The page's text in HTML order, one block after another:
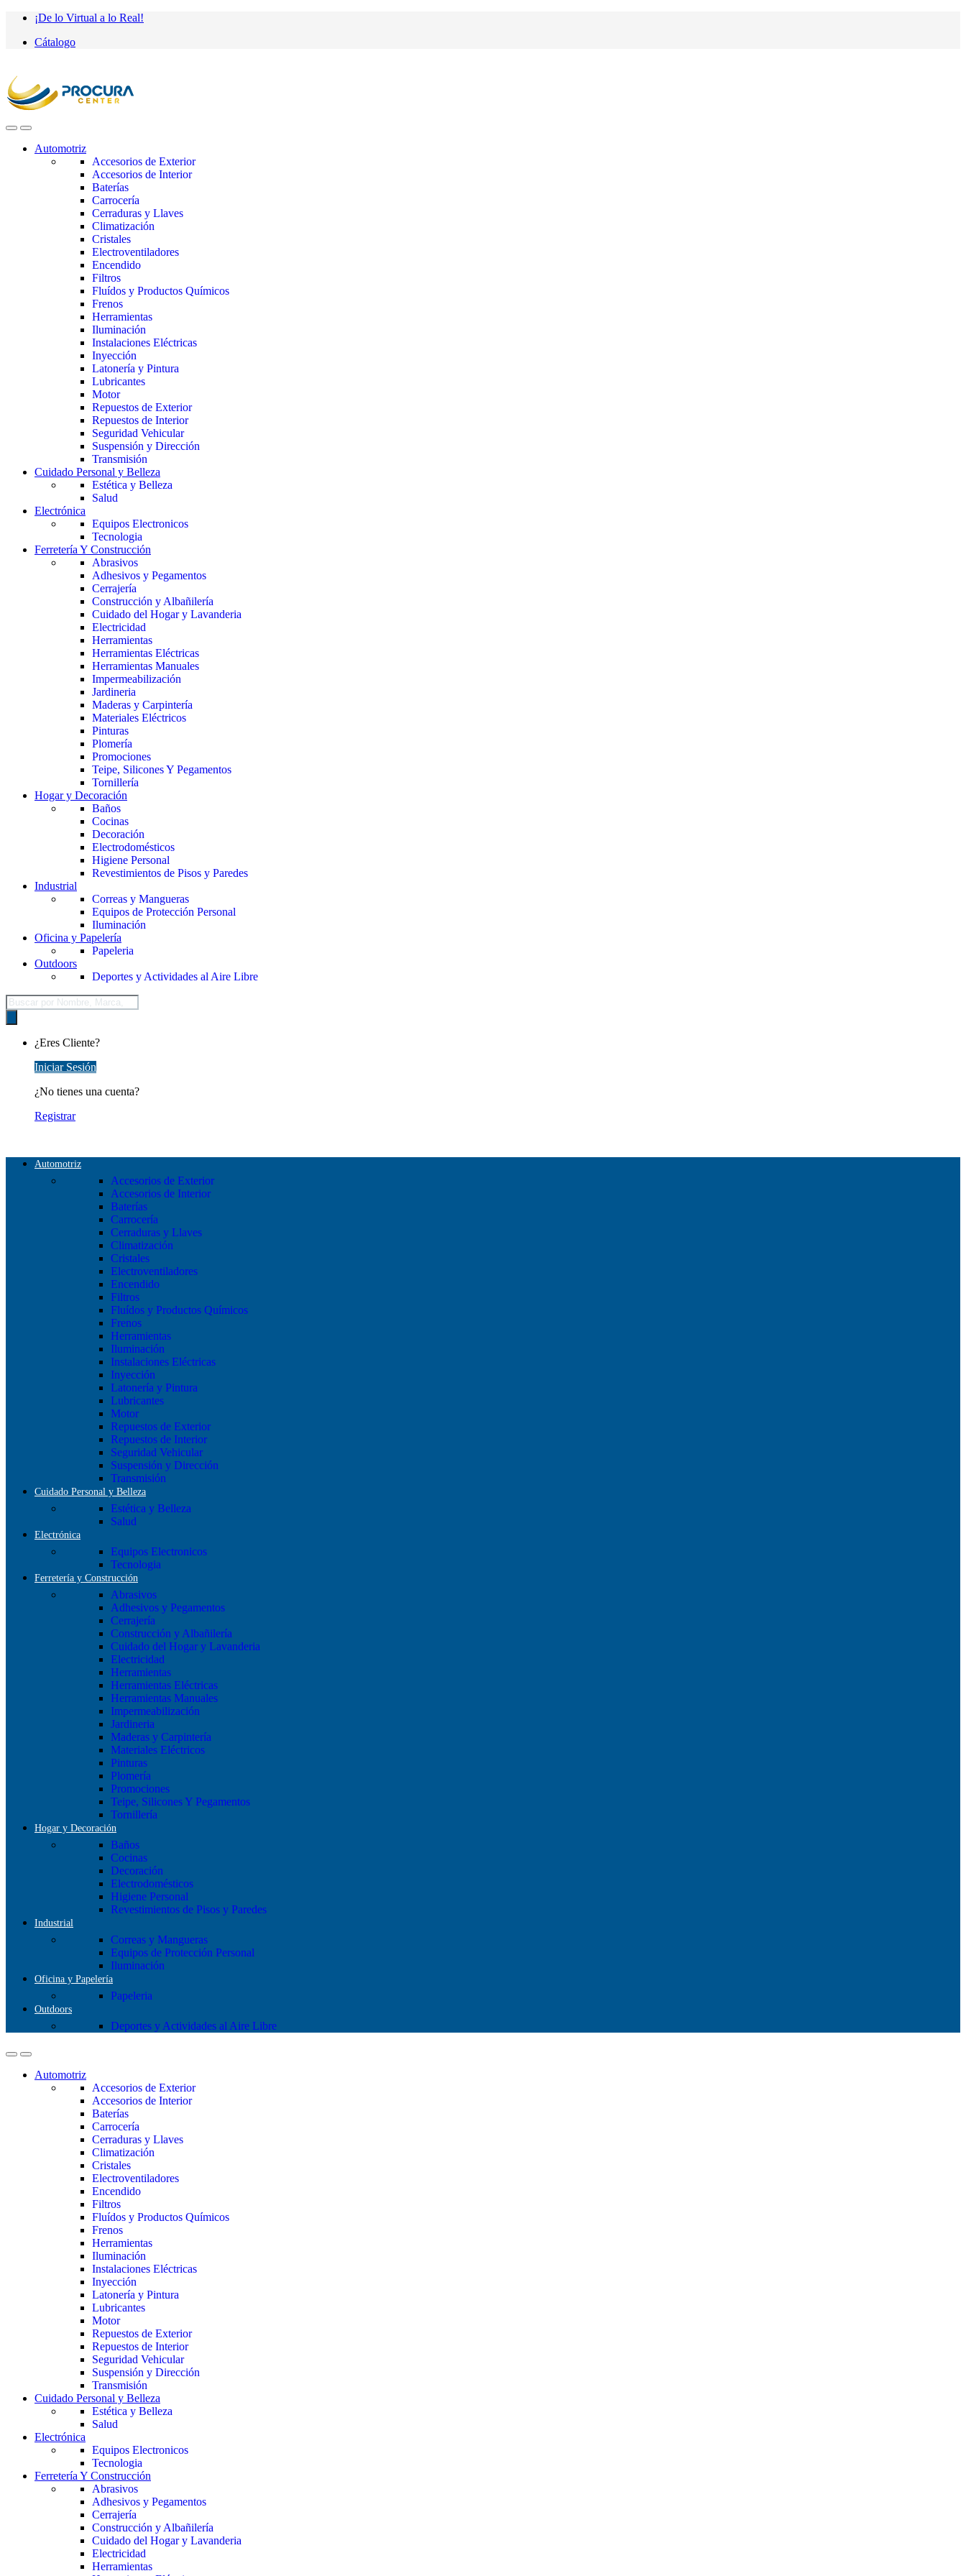
Saltar
navegación
saltar
contenido
¡De lo Virtual a lo Real!
Cátalogo
Automotriz
Accesorios de Exterior
Accesorios de Interior
Baterías
Carrocería
Cerraduras y Llaves
Climatización
Cristales
Electroventiladores
Encendido
Filtros
Fluídos y Productos Químicos
Frenos
Herramientas
Iluminación
Instalaciones Eléctricas
Inyección
Latonería y Pintura
Lubricantes
Motor
Repuestos de Exterior
Repuestos de Interior
Seguridad Vehicular
Suspensión y Dirección
Transmisión
Cuidado Personal y Belleza
Estética y Belleza
Salud
Electrónica
Equipos Electronicos
Tecnologia
Ferretería Y Construcción
Abrasivos
Adhesivos y Pegamentos
Cerrajería
Construcción y Albañilería
Cuidado del Hogar y Lavanderia
Electricidad
Herramientas
Herramientas Eléctricas
Herramientas Manuales
Impermeabilización
Jardineria
Maderas y Carpintería
Materiales Eléctricos
Pinturas
Plomería
Promociones
Teipe, Silicones Y Pegamentos
Tornillería
Hogar y Decoración
Baños
Cocinas
Decoración
Electrodomésticos
Higiene Personal
Revestimientos de Pisos y Paredes
Industrial
Correas y Mangueras
Equipos de Protección Personal
Iluminación
Oficina y Papelería
Papeleria
Outdoors
Deportes y Actividades al Aire Libre
Búsqueda
de
productos
¿Eres Cliente?
Iniciar Sesión
¿No tienes una cuenta?
Registrar
Automotriz
Accesorios de Exterior
Accesorios de Interior
Baterías
Carrocería
Cerraduras y Llaves
Climatización
Cristales
Electroventiladores
Encendido
Filtros
Fluídos y Productos Químicos
Frenos
Herramientas
Iluminación
Instalaciones Eléctricas
Inyección
Latonería y Pintura
Lubricantes
Motor
Repuestos de Exterior
Repuestos de Interior
Seguridad Vehicular
Suspensión y Dirección
Transmisión
Cuidado Personal y Belleza
Estética y Belleza
Salud
Electrónica
Equipos Electronicos
Tecnologia
Ferretería y Construcción
Abrasivos
Adhesivos y Pegamentos
Cerrajería
Construcción y Albañilería
Cuidado del Hogar y Lavanderia
Electricidad
Herramientas
Herramientas Eléctricas
Herramientas Manuales
Impermeabilización
Jardineria
Maderas y Carpintería
Materiales Eléctricos
Pinturas
Plomería
Promociones
Teipe, Silicones Y Pegamentos
Tornillería
Hogar y Decoración
Baños
Cocinas
Decoración
Electrodomésticos
Higiene Personal
Revestimientos de Pisos y Paredes
Industrial
Correas y Mangueras
Equipos de Protección Personal
Iluminación
Oficina y Papelería
Papeleria
Outdoors
Deportes y Actividades al Aire Libre
Automotriz
Accesorios de Exterior
Accesorios de Interior
Baterías
Carrocería
Cerraduras y Llaves
Climatización
Cristales
Electroventiladores
Encendido
Filtros
Fluídos y Productos Químicos
Frenos
Herramientas
Iluminación
Instalaciones Eléctricas
Inyección
Latonería y Pintura
Lubricantes
Motor
Repuestos de Exterior
Repuestos de Interior
Seguridad Vehicular
Suspensión y Dirección
Transmisión
Cuidado Personal y Belleza
Estética y Belleza
Salud
Electrónica
Equipos Electronicos
Tecnologia
Ferretería Y Construcción
Abrasivos
Adhesivos y Pegamentos
Cerrajería
Construcción y Albañilería
Cuidado del Hogar y Lavanderia
Electricidad
Herramientas